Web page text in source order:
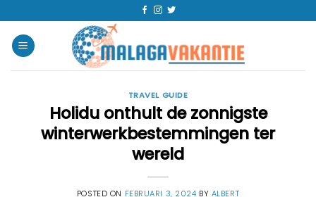
TRAVEL GUIDE
Holidu onthult de zonnigste
winterwerkbestemmingen ter
wereld
POSTED ON FEBRUARI 3, 2024 BY ALBERT